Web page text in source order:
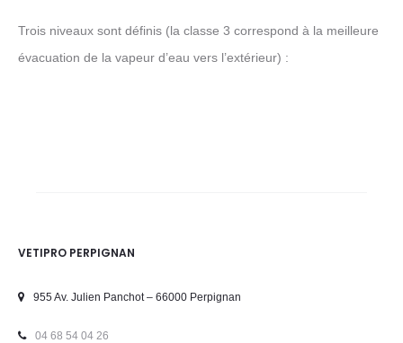
Trois niveaux sont définis (la classe 3 correspond à la meilleure
évacuation de la vapeur d’eau vers l’extérieur) :
VETIPRO PERPIGNAN
955 Av. Julien Panchot – 66000 Perpignan
04 68 54 04 26